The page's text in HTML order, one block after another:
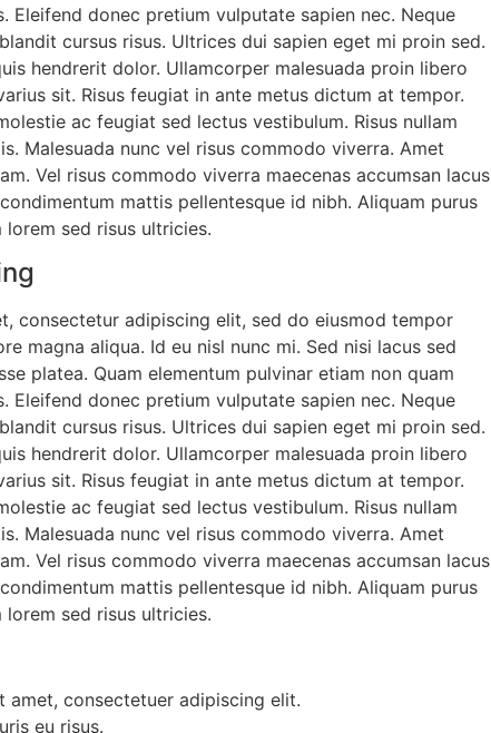
Eleifend donec pretium vulputate sapien nec. Neque
cursus risus. Ultrices dui sapien eget mi proin sed.
hendrerit dolor. Ullamcorper malesuada proin libero
sit. Risus feugiat in ante metus dictum at tempor.
ac feugiat sed lectus vestibulum. Risus nullam
Malesuada nunc vel risus commodo viverra. Amet
Vel risus commodo viverra maecenas accumsan lacus
mattis pellentesque id nibh. Aliquam purus
sed risus ultricies.
consectetur adipiscing elit, sed do eiusmod tempor
magna aliqua. Id eu nisl nunc mi. Sed nisi lacus sed
platea. Quam elementum pulvinar etiam non quam
Eleifend donec pretium vulputate sapien nec. Neque
cursus risus. Ultrices dui sapien eget mi proin sed.
hendrerit dolor. Ullamcorper malesuada proin libero
sit. Risus feugiat in ante metus dictum at tempor.
ac feugiat sed lectus vestibulum. Risus nullam
Malesuada nunc vel risus commodo viverra. Amet
Vel risus commodo viverra maecenas accumsan lacus
mattis pellentesque id nibh. Aliquam purus
sed risus ultricies.
amet, consectetuer adipiscing elit.
eu risus.